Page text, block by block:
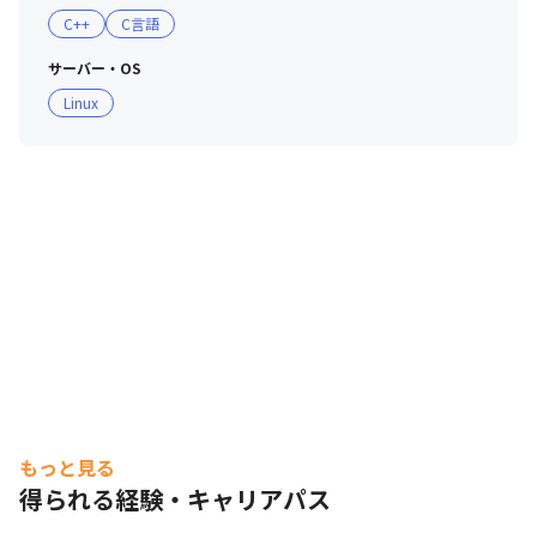
C++
C言語
サーバー・OS
Linux
もっと見る
得られる経験・キャリアパス